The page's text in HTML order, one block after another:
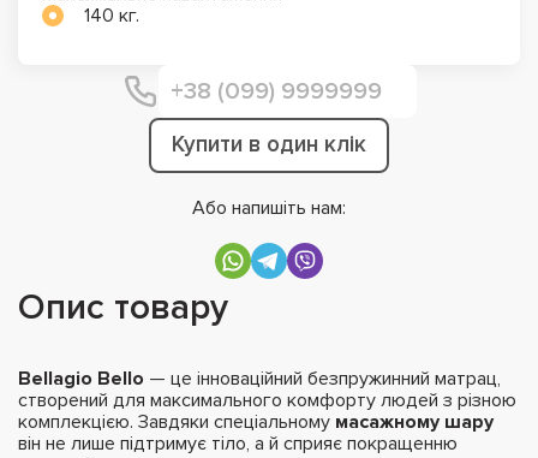
140 кг.
Купити в один клік
Або напишіть нам:
Опис товару
Bellagio Bello — це інноваційний безпружинний матрац,
створений для максимального комфорту людей з різною
комплекцією. Завдяки спеціальному масажному шару
він не лише підтримує тіло, а й сприяє покращенню